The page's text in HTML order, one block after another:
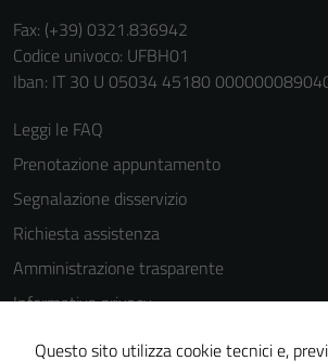
Fax: (+39) 0321.836942
Codice univoco: UFBH01
Iban: IT 30 U 05034 45180
Leggi le FAQ
Prenotazione appuntamento
Segnalazione disservizio
Richiesta assistenza
Amministrazione trasparente
Informativa privacy
Cookie Policy
Questo sito utilizza cookie tecnici e,